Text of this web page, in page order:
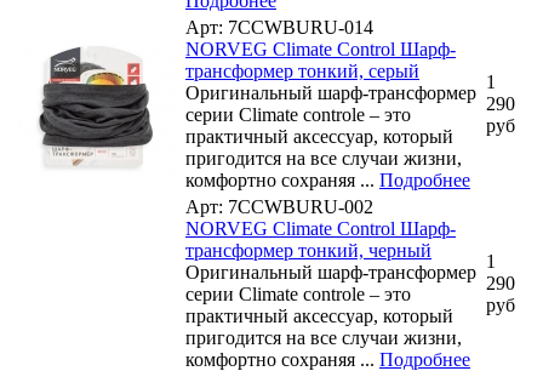
Арт: 7CCWBURU-014
NORVEG Climate Control Шарф-
трансформер тонкий, серый
Оригинальный шарф-трансформер
серии Climate controle – это
практичный аксессуар, который
пригодится на все случаи жизни,
комфортно сохраняя ... Подробнее
1
290
руб
Арт: 7CCWBURU-002
NORVEG Climate Control Шарф-
трансформер тонкий, черный
Оригинальный шарф-трансформер
серии Climate controle – это
практичный аксессуар, который
пригодится на все случаи жизни,
комфортно сохраняя ... Подробнее
1
290
руб